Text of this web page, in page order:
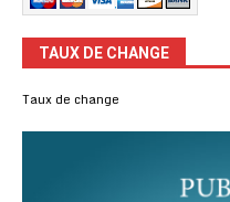
TAUX DE CHANGE
Taux de change